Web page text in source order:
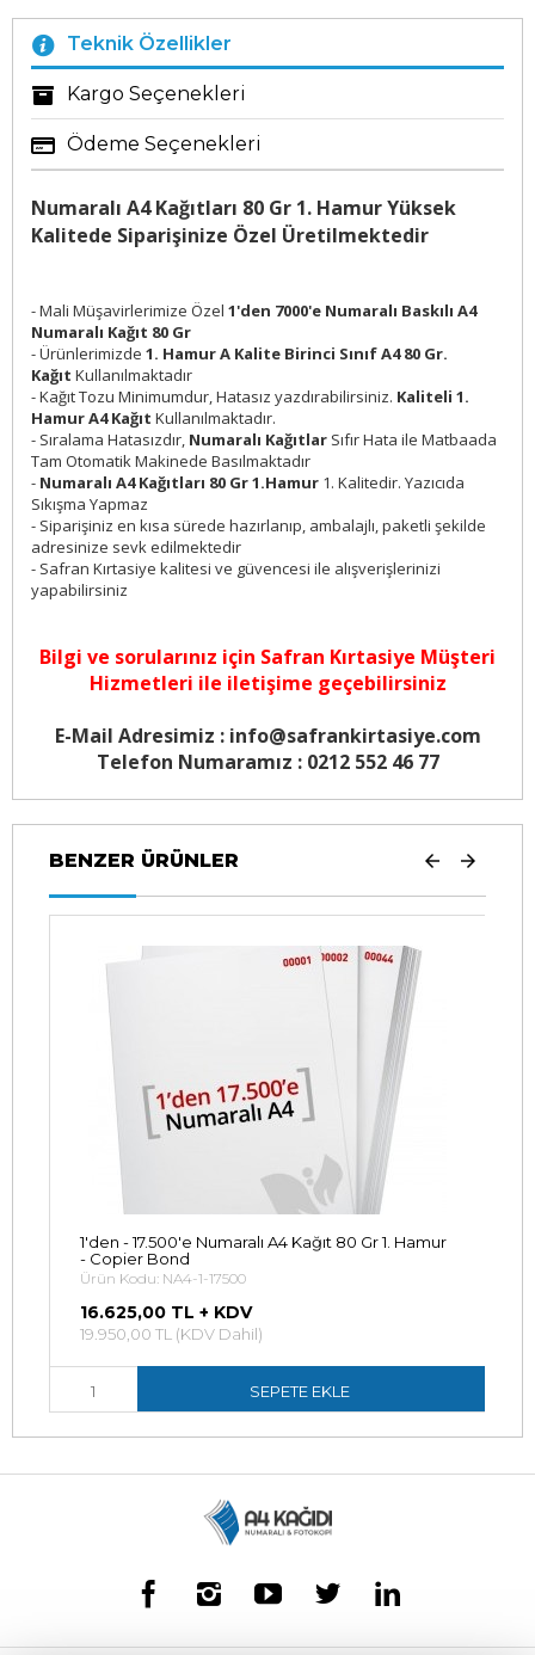
Teknik Özellikler
Kargo Seçenekleri
Ödeme Seçenekleri
Numaralı A4 Kağıtları 80 Gr 1. Hamur Yüksek
Kalitede Siparişinize Özel Üretilmektedir
- Mali Müşavirlerimize Özel 1'den 7000'e Numaralı Baskılı A4
Numaralı Kağıt 80 Gr
- Ürünlerimizde 1. Hamur A Kalite Birinci Sınıf A4 80 Gr.
Kağıt Kullanılmaktadır
- Kağıt Tozu Minimumdur, Hatasız yazdırabilirsiniz. Kaliteli 1.
Hamur A4 Kağıt Kullanılmaktadır.
- Sıralama Hatasızdır, Numaralı Kağıtlar Sıfır Hata ile Matbaada
Tam Otomatik Makinede Basılmaktadır
- Numaralı A4 Kağıtları 80 Gr 1.Hamur 1. Kalitedir. Yazıcıda
Sıkışma Yapmaz
- Siparişiniz en kısa sürede hazırlanıp, ambalajlı, paketli şekilde
adresinize sevk edilmektedir
- Safran Kırtasiye kalitesi ve güvencesi ile alışverişlerinizi
yapabilirsiniz
Bilgi ve sorularınız için Safran Kırtasiye Müşteri
Hizmetleri ile iletişime geçebilirsiniz
E-Mail Adresimiz : info@safrankirtasiye.com
Telefon Numaramız : 0212 552 46 77
BENZER ÜRÜNLER
1'den - 17.500'e Numaralı A4 Kağıt 80 Gr 1. Hamur
- Copier Bond
Ürün Kodu: NA4-1-17500
16.625,00 TL + KDV
19.950,00 TL (KDV Dahil)
SEPETE EKLE